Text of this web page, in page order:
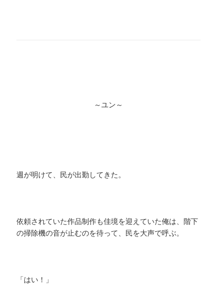
～ユン～
週が明けて、民が出勤してきた。
依頼されていた作品制作も佳境を迎えていた俺は、階下
の掃除機の音が止むのを待って、民を大声で呼ぶ。
「はい！」